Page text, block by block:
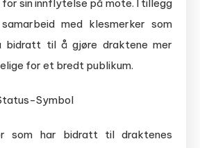
for sin innflytelse på mote. I tillegg
med klesmerker som
bidratt til å gjøre draktene mer
for et bredt publikum.
Symbol
som har bidratt til draktenes